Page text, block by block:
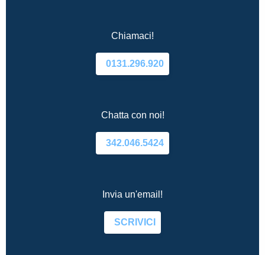
Chiamaci!
0131.296.920
Chatta con noi!
342.046.5424
Invia un'email!
SCRIVICI